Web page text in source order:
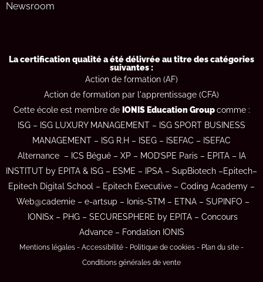
Newsroom
La certification qualité a été délivrée au titre des catégories
suivantes :
Action de formation (AF)
Action de formation par l'apprentissage (CFA)
Cette école est membre de IONIS Education Groupcomme :
ISG – ISG LUXURY MANAGEMENT – ISG SPORT BUSINESS
MANAGEMENT – ISG R.H – ISEG – ISEFAC – ISEFAC
Alternance – ICS Bégué– XP– MOD’SPE Paris– EPITA– IA
INSTITUT by EPITA & ISG – ESME – IPSA – SupBiotech –Epitech–
Epitech Digital School – Epitech Executive – Coding Academy –
Web@cademie– e-artsup – Ionis-STM – ETNA– SUPINFO –
IONISx – PHG – SECURESPHERE by EPITA – Concours
Advance– Fondation IONIS
Mentions légales - Accessibilité - Politique de cookies - Plan du site -
Conditions générales de vente